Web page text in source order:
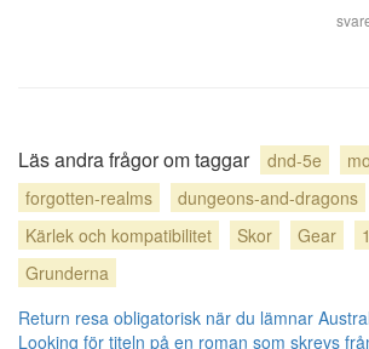
Läs andra frågor om taggar dnd-5e
forgotten-realms
dungeons-and-dragons
Kärlek och kompatibilitet
Skor Gear
Grunderna
Return resa obligatorisk när du lämnar
Looking för titeln på en roman som skrevs